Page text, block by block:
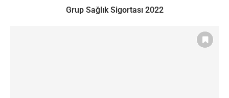
Grup Sağlık Sigortası 2022